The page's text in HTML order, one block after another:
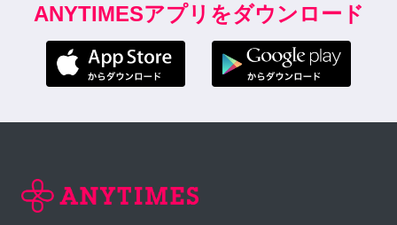
ANYTIMESアプリをダウンロード